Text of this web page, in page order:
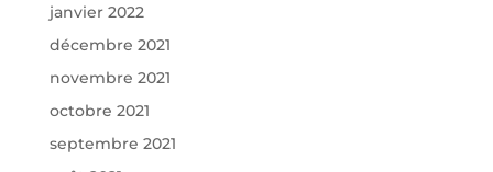
janvier 2022
décembre 2021
novembre 2021
octobre 2021
septembre 2021